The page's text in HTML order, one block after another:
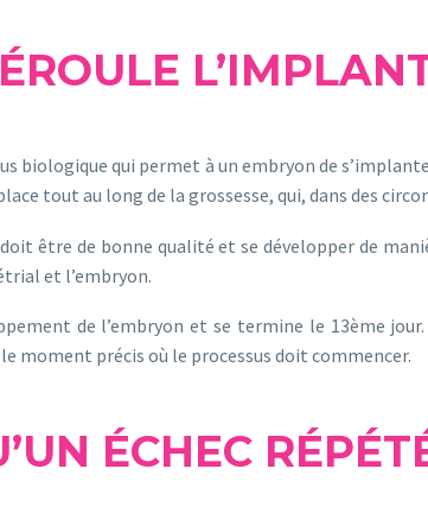
biologique qui permet à un embryon de
tout au long de la grossesse, qui, dans des
être de bonne qualité et se développer de
et l’embryon.
de l’embryon et se termine le 13ème
le moment précis où le processus doit commencer.
ÉCHEC